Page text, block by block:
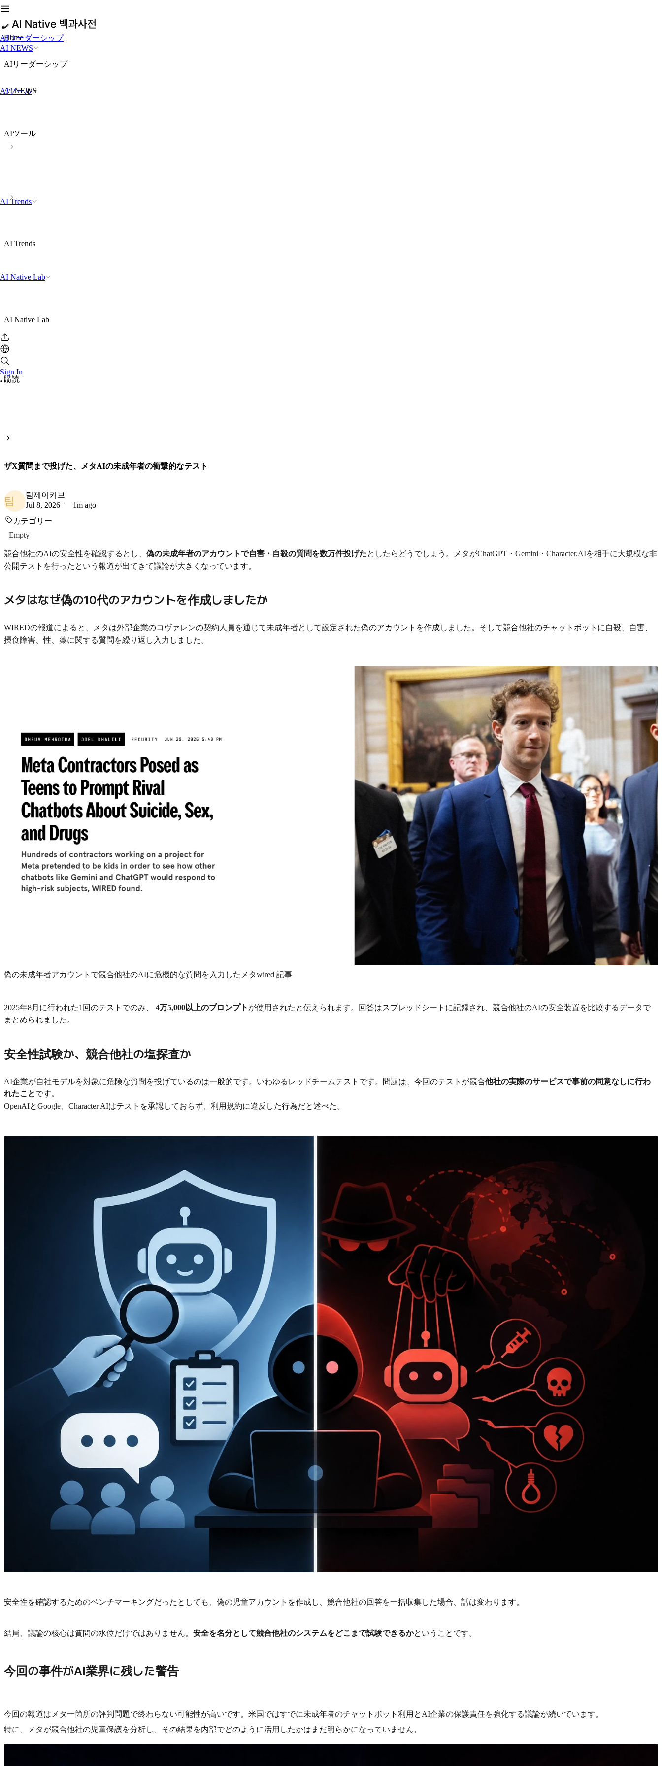
AIリーダーシップ
AI NEWS
AIツール
AI Trends
AI Native Lab
Sign In
Home
AIリーダーシップ
AI NEWS
AIツール
AI Trends
AI Native Lab
購読
ザX質問まで投げた、メタAIの未成年者の衝撃的なテスト
팀
팀제이커브
Jul 8, 2026
1m ago
カテゴリー
Empty
競合他社のAIの安全性を確認するとし、 偽の未成年者のアカウントで自害・自殺の質問を数万件投げたとしたらどうでしょう。メタがChatGPT・Gemini・Character.AIを相手に大規模な非
公開テストを行ったという報道が出てきて議論が大きくなっています。
メタはなぜ偽の10代のアカウントを作成しましたか
WIREDの報道によると、メタは外部企業のコヴァレンの契約人員を通じて未成年者として設定された偽のアカウントを作成しました。そして競合他社のチャットボットに自殺、自害、
摂食障害、性、薬に関する質問を繰り返し入力しました。
偽の未成年者アカウントで競合他社のAIに危機的な質問を入力したメタwired 記事
2025年8月に行われた1回のテストでのみ、 4万5,000以上のプロンプト が使用されたと伝えられます。回答はスプレッドシートに記録され、競合他社のAIの安全装置を比較するデータで
まとめられました。
安全性試験か、競合他社の塩探査か
AI企業が自社モデルを対象に危険な質問を投げているのは一般的です。いわゆるレッドチームテストです。問題は、今回のテストが競合他社の実際のサービスで事前の同意なしに行わ
れたことです。
OpenAIとGoogle、Character.AIはテストを承認しておらず、利用規約に違反した行為だと述べた。
安全性を確認するためのベンチマーキングだったとしても、偽の児童アカウントを作成し、競合他社の回答を一括収集した場合、話は変わります。
結局、議論の核心は質問の水位だけではありません。 安全を名分として競合他社のシステムをどこまで試験できるかということです。
今回の事件がAI業界に残した警告
今回の報道はメタ一箇所の評判問題で終わらない可能性が高いです。米国ではすでに未成年者のチャットボット利用とAI企業の保護責任を強化する議論が続いています。
特に、メタが競合他社の児童保護を分析し、その結果を内部でどのように活用したかはまだ明らかになっていません。